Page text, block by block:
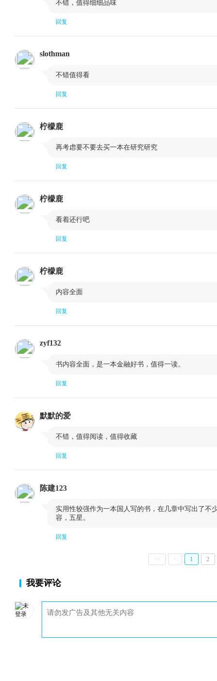
第二十一课 善用符合市场根本结构的指标：以“布林带鞍马交易”为例
第二十二课 短线交易者不可忽视的大前提：外汇的日内周期性
第二十三课 万法归宗之进场的四种方法：见位、破位、顶位和间位
第二十四课 万法归宗之出场的四种方法：同位、后位、前位和进位
不错，值得细细品味
回复
slothman
不错值得看
回复
柠檬鹿
再考虑要不要去买一本在研究研究
回复
柠檬鹿
看着还行吧
回复
柠檬鹿
内容全面
回复
zyf132
书内容全面，是一本金融好书，值得一读。
回复
默默的爱
不错，值得阅读，值得收藏
回复
陈建123
实用性较强作为一本国人写的书，在几章中写出了不
容，五星。
回复
<< < 1 2
我要评论